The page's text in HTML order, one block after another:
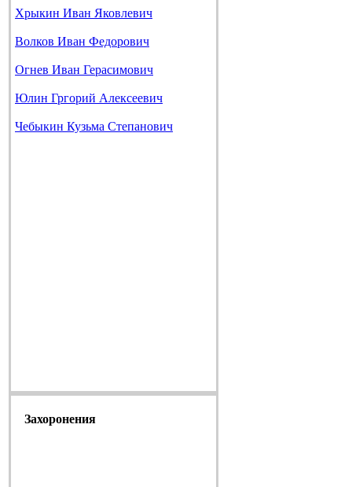
Хрыкин Иван Яковлевич
Волков Иван Федорович
Огнев Иван Герасимович
Юлин Гргорий Алексеевич
Чебыкин Кузьма Степанович
Захоронения